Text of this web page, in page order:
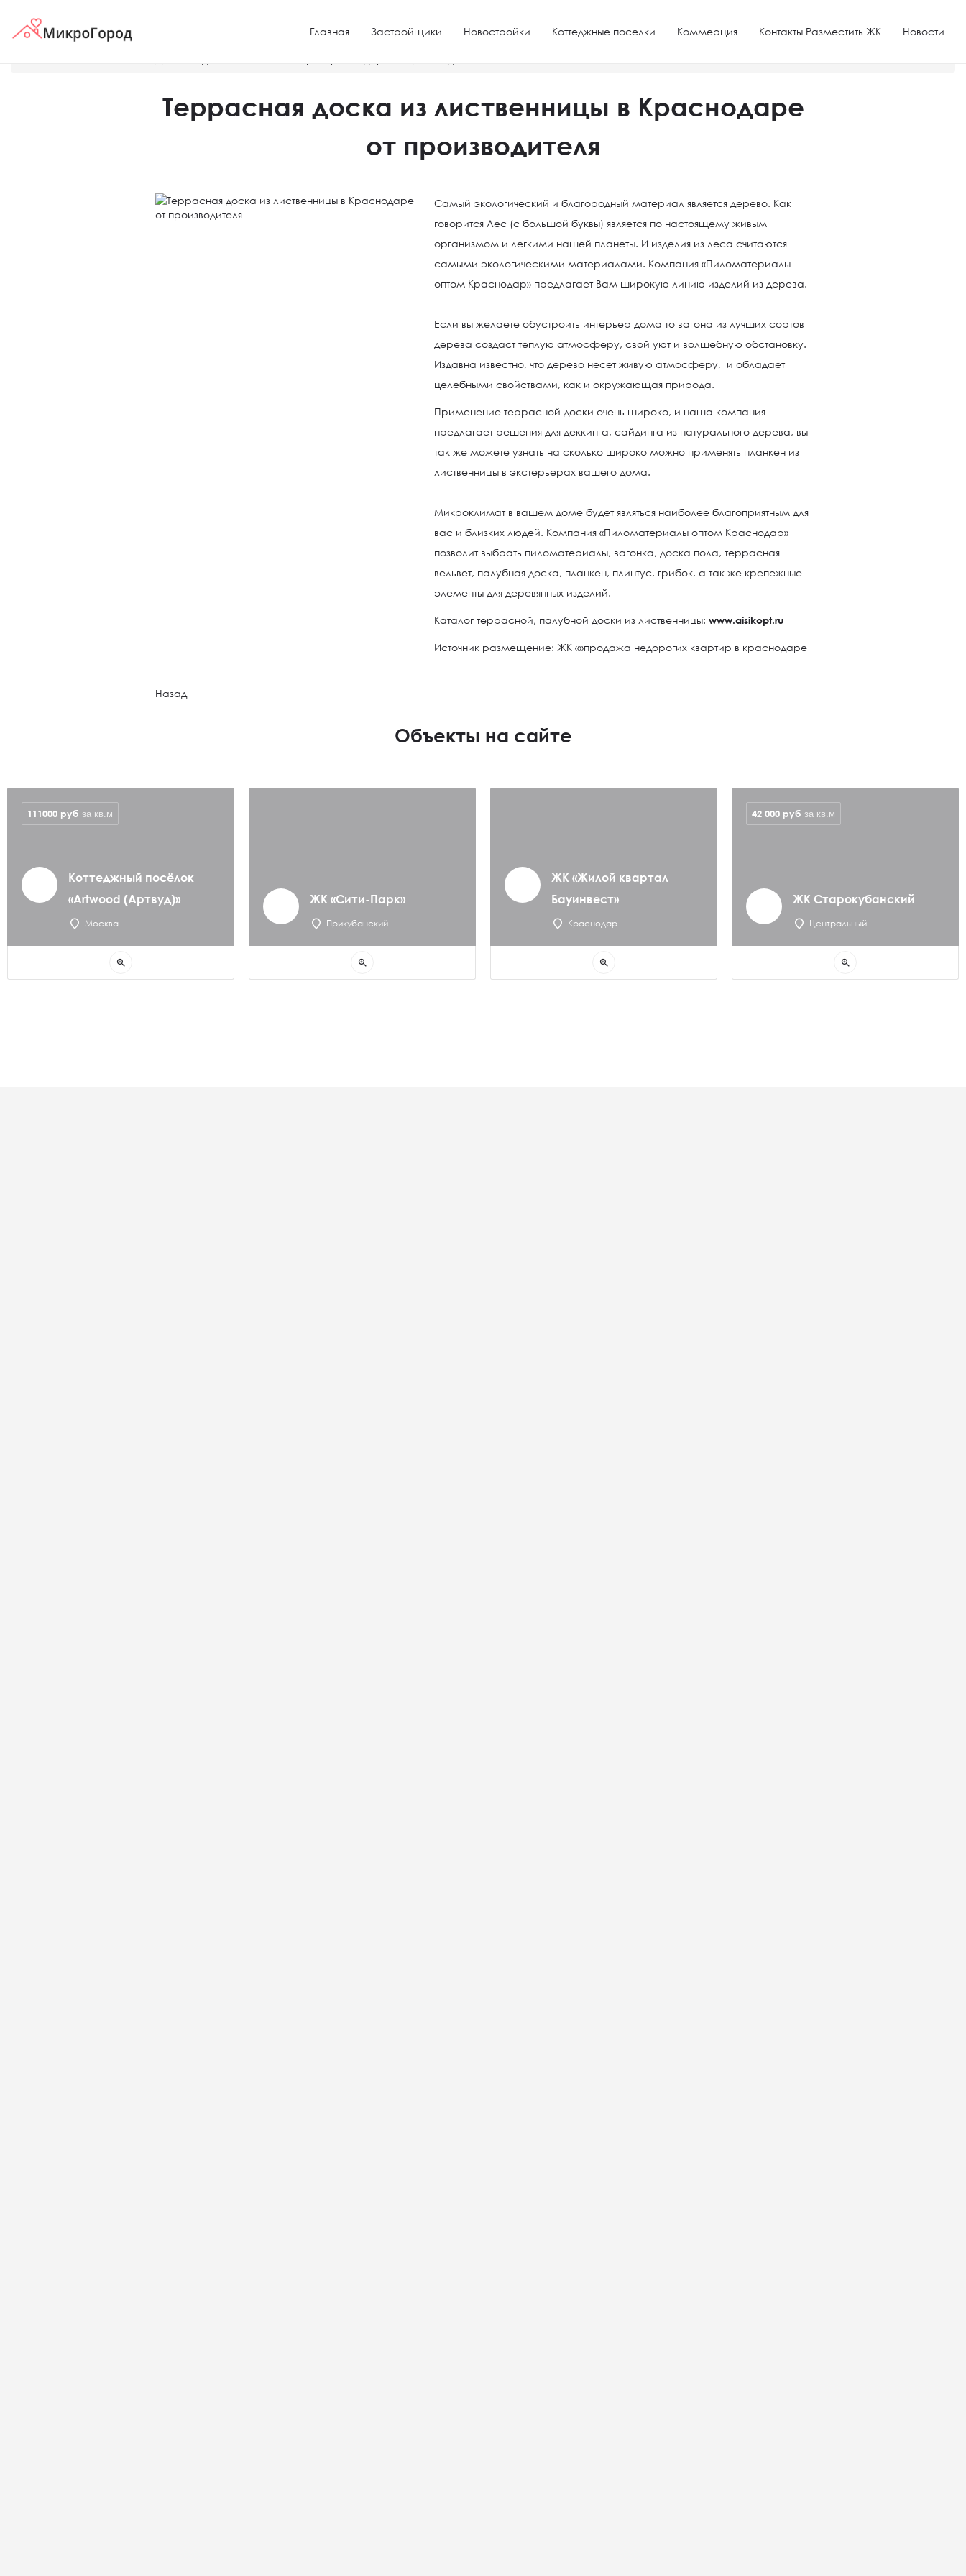
Главная Застройщики Новостройки Коттеджные поселки Коммерция Контакты Разместить ЖК Новости
Террасная доска из лиственницы в Краснодаре
от производителя
Самый экологический и благородный материал является дерево. Как
говорится Лес (с большой буквы) является по настоящему живым
организмом и легкими нашей планеты. И изделия из леса считаются
самыми экологическими материалами. Компания «Пиломатериалы
оптом Краснодар» предлагает Вам широкую линию изделий из дерева.
Если вы желаете обустроить интерьер дома то вагона из лучших сортов
дерева создаст теплую атмосферу, свой уют и волшебную обстановку.
Издавна известно, что дерево несет живую атмосферу, и обладает
целебными свойствами, как и окружающая природа.
Применение террасной доски очень широко, и наша компания
предлагает решения для деккинга, сайдинга из натурального дерева, вы
так же можете узнать на сколько широко можно применять планкен из
лиственницы в экстерьерах вашего дома.
Микроклимат в вашем доме будет являться наиболее благоприятным для
вас и близких людей. Компания «Пиломатериалы оптом Краснодар»
позволит выбрать пиломатериалы, вагонка, доска пола, террасная
вельвет, палубная доска, планкен, плинтус, грибок, а так же крепежные
элементы для деревянных изделий.
Каталог террасной, палубной доски из лиственницы: www.aisikopt.ru
Источник размещение: ЖК «»продажа недорогих квартир в краснодаре
Назад
Объекты на сайте
Коттеджный посёлок
«Artwood (Артвуд)»
Москва
111000 руб за кв.м
zoom_in
ЖК «Сити-Парк»
Прикубанский
zoom_in
ЖК «Жилой квартал
Бауинвест»
Краснодар
zoom_in
ЖК Старокубанский
Центральный
42 000 руб за кв.м
zoom_in